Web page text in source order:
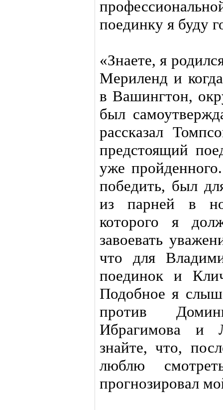
поединку я буду
«Знаете, я
Мериленд и
в Вашингтон,
был
рассказал
предстоящий
уже
победить, был
из парней в
которого я
завоевать
что для
поединок и
Подобное я
против
Ибрагимова и
знайте, что,
люблю
прогнозировал